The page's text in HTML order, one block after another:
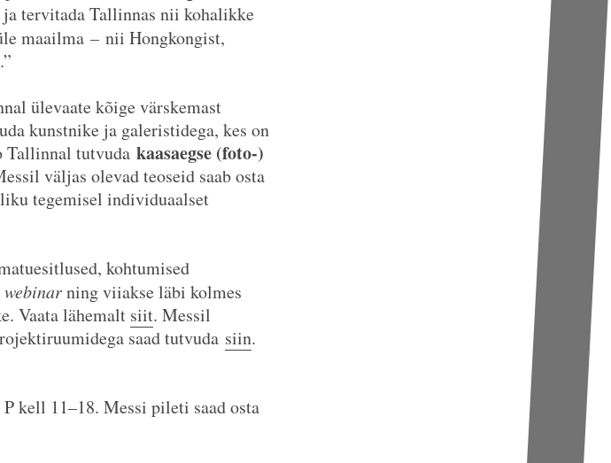
tervitada Tallinnas nii kohalikke
maailma – nii Hongkongist,
ülevaate kõige värskemast
kunstnike ja galeristidega, kes on
Tallinnal tutvuda kaasaegse (foto-)
väljas olevad teoseid saab osta
tegemisel individuaalset
kohtumised
webinarning viiakse läbi kolmes
Vaata lähemalt siit. Messil
saad tutvuda siin.
kell 11–18. Messi pileti saad osta